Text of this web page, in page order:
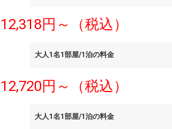
12,318円～（税込）
大人1名1部屋/1泊の料金
12,720円～（税込）
大人1名1部屋/1泊の料金